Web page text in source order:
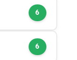
6
6